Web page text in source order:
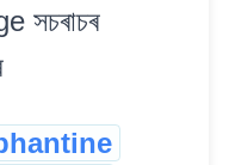
সচৰাচৰ